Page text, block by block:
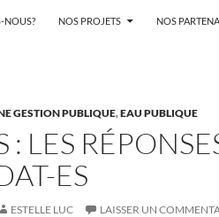
NOUS? NOS PROJETS NOS
GESTION PUBLIQUE,EAU PUBLIQUE
: LES
ES
ESTELLE LUC LAISSER UN